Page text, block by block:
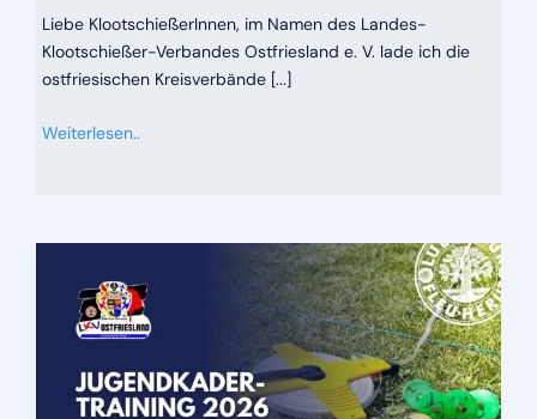
Liebe KlootschießerInnen, im Namen des Landes-
Klootschießer-Verbandes Ostfriesland e. V. lade ich die
ostfriesischen Kreisverbände [...]
Weiterlesen..